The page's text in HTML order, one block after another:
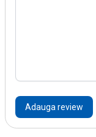
Adauga review